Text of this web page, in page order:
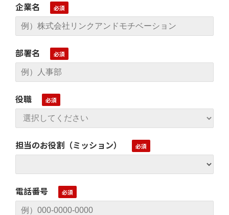
企業名
部署名
役職
担当のお役割（ミッション）
電話番号